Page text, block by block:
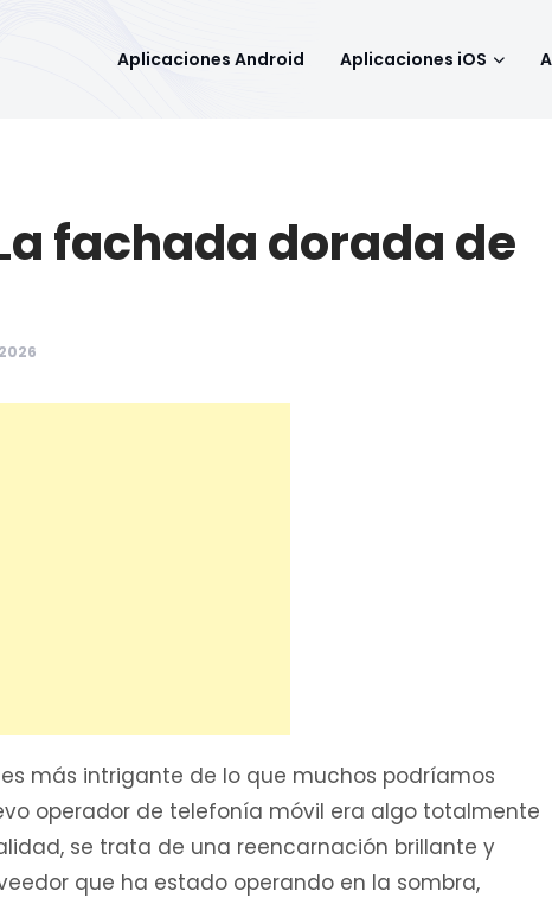
Aplicaciones Android Aplicaciones iOS
fachada dorada de
es más intrigante de lo que muchos podríamos
operador de telefonía móvil era algo totalmente
se trata de una reencarnación brillante y
que ha estado operando en la sombra,